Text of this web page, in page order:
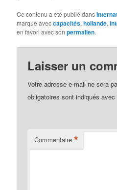
Ce contenu a été publié dans
marqué aveccapacités,hollande,
en favori avec sonpermalien.
Laisser un
Votre adresse e-mail ne sera
obligatoires sont indiqués avec
Commentaire *